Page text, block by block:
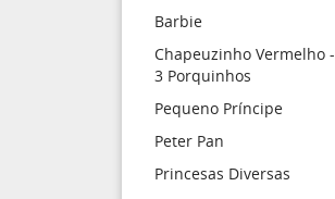
Barbie
Chapeuzinho Vermelho -
3 Porquinhos
Pequeno Príncipe
Peter Pan
Princesas Diversas